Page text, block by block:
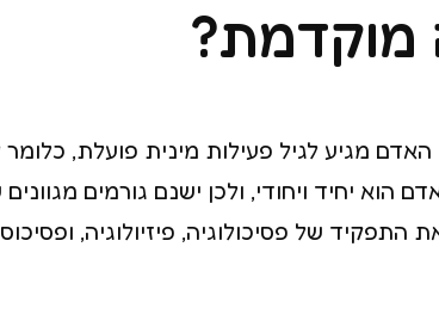
מוקדמת?
מגיע לגיל פעילות מינית פועלת, כלומר
הוא יחיד ויחודי, ולכן ישנם גורמים
של פסיכולוגיה, פיזיולוגיה,